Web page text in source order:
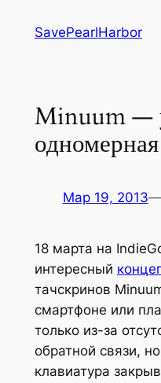
SavePearlHarbor
Minuum —
Мар 19, 2013—
18 марта на
интересный
тачскринов
смартфоне или
только из-за
обратной связи,
клавиатура